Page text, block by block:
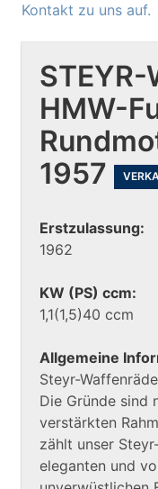
Kontakt zu uns auf.
STEYR-
HMW-
1957
Erstzulassung:
1962
KW (PS) ccm:
1,1(1,5)40 ccm
Allgemeine
Steyr-
Die Gründe sind
verstärkten
zählt unser
eleganten und